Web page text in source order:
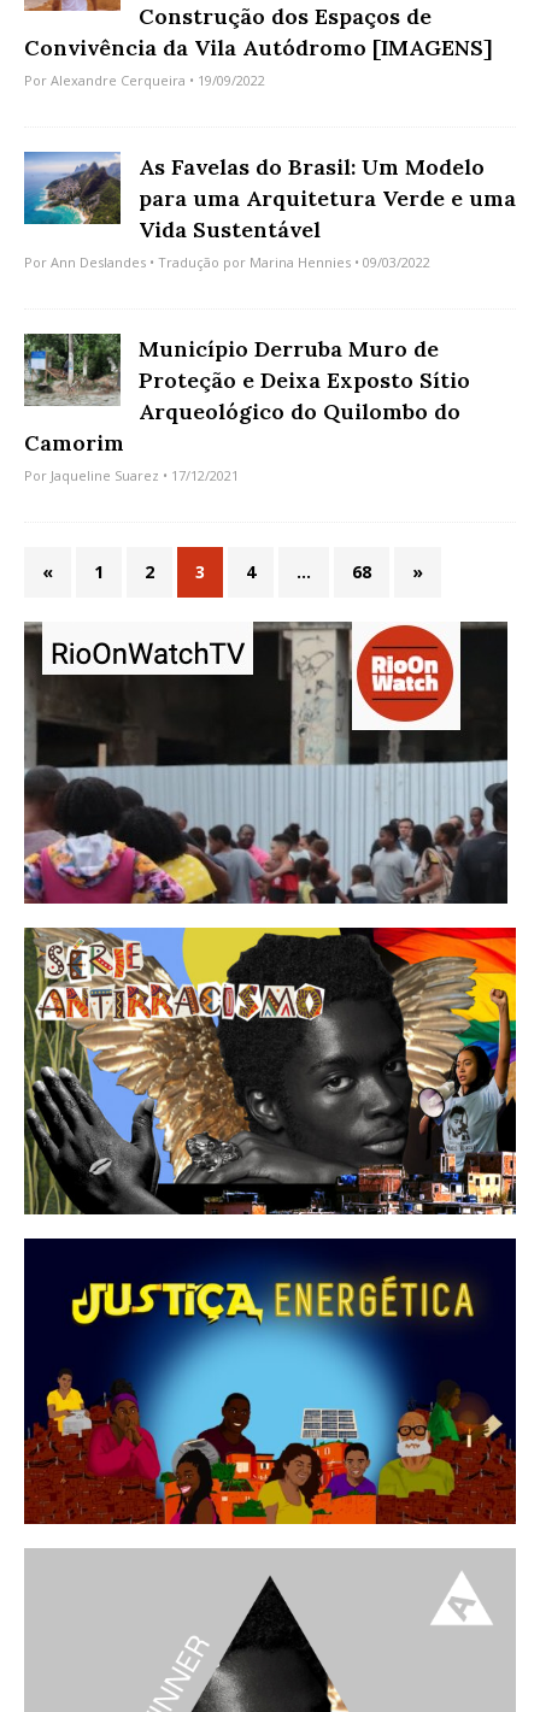
Construção dos Espaços de
Convivência da Vila Autódromo [IMAGENS]
Por Alexandre Cerqueira • 19/09/2022
As Favelas do Brasil: Um Modelo
para uma Arquitetura Verde e uma
Vida Sustentável
Por Ann Deslandes • Tradução por Marina Hennies • 09/03/2022
Município Derruba Muro de
Proteção e Deixa Exposto Sítio
Arqueológico do Quilombo do
Camorim
Por Jaqueline Suarez • 17/12/2021
« 1 2 3 4 … 68 »